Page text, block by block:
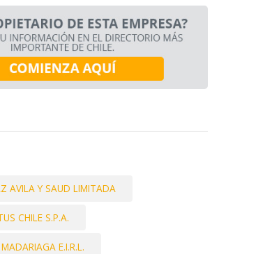
AVILA Y SAUD LIMITADA
CHILE S.P.A.
E.I.R.L.